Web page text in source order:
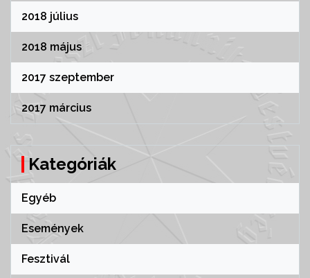
2018 július
2018 május
2017 szeptember
2017 március
Kategóriák
Egyéb
Események
Fesztivál